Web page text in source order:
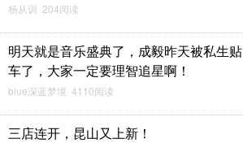
杨从训 204阅读
明天就是音乐盛典了，成毅昨天被私生贴
车了，大家一定要理智追星啊！
blue深蓝梦境 4110阅读
三店连开，昆山又上新！